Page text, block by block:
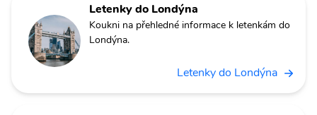
Letenky do Londýna
Koukni na přehledné informace k letenkám do
Londýna.
Letenky do Londýna